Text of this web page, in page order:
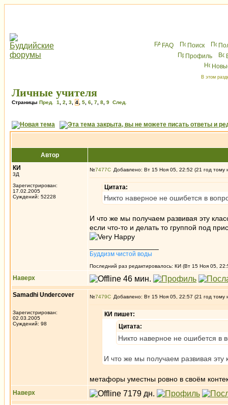
FAQ Поиск
Профиль
В этом
Личные учителя
Страницы Пред. 1 2 3 4 5 6 7 8 9 След.
Автор
КИ
3Д
Зарегистрирован:
17.02.2005
Суждений: 52228
№7477 Добавлено: Вт 15 Ноя 05, 22:52 (21 год тому
Цитата:
Никто наверное не ошибется в
И что же мы получаем развивая эту
если что-то и делать то группой под
Буддизм чистой воды
Последний раз редактировалось: КИ (Вт 15 Ноя 05,
Наверх
Samadhi Undercover
Зарегистрирован:
02.03.2005
Суждений: 98
№7479 Добавлено: Вт 15 Ноя 05, 22:57 (21 год тому
КИ пишет:
Цитата:
Никто наверное не ошибется в
И что же мы получаем развивая эту
метафоры уместны ровно в своём
Наверх